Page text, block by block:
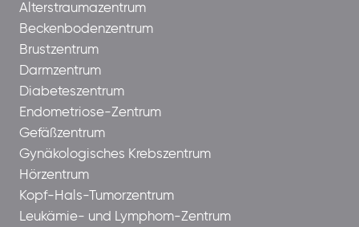
Alterstraumazentrum
Beckenbodenzentrum
Brustzentrum
Darmzentrum
Diabeteszentrum
Endometriose-Zentrum
Gefäßzentrum
Gynäkologisches Krebszentrum
Hörzentrum
Kopf-Hals-Tumorzentrum
Leukämie- und Lymphom-Zentrum